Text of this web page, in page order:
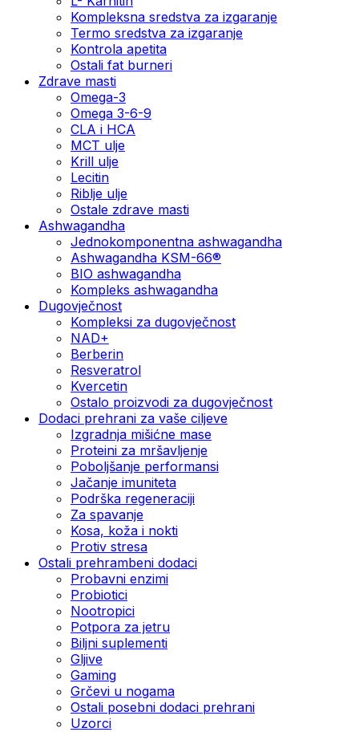
Kompleksna sredstva za izgaranje
Termo sredstva za izgaranje
Kontrola apetita
Ostali fat burneri
Zdrave masti
Omega-3
Omega 3-6-9
CLA i HCA
MCT ulje
Krill ulje
Lecitin
Riblje ulje
Ostale zdrave masti
Ashwagandha
Jednokomponentna ashwagandha
Ashwagandha KSM-66®
BIO ashwagandha
Kompleks ashwagandha
Dugovječnost
Kompleksi za dugovječnost
NAD+
Berberin
Resveratrol
Kvercetin
Ostalo proizvodi za dugovječnost
Dodaci prehrani za vaše ciljeve
Izgradnja mišićne mase
Proteini za mršavljenje
Poboljšanje performansi
Jačanje imuniteta
Podrška regeneraciji
Za spavanje
Kosa, koža i nokti
Protiv stresa
Ostali prehrambeni dodaci
Probavni enzimi
Probiotici
Nootropici
Potpora za jetru
Biljni suplementi
Gljive
Gaming
Grčevi u nogama
Ostali posebni dodaci prehrani
Uzorci